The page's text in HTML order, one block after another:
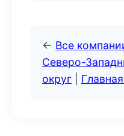
← Все
Северо-
округ